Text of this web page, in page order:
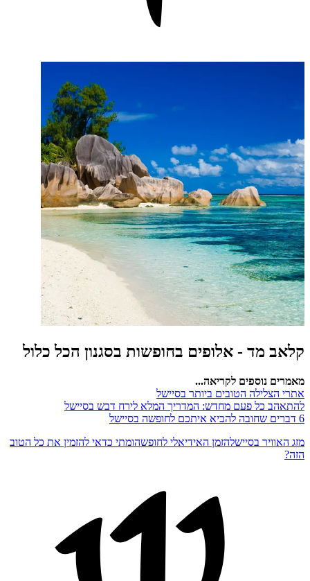
קלאב מד - אלופים בחופשות בסגנון הכל כלול
מאמרים נוספים לקריאה...
אתרי הצלילה הטובים ביותר בסיישל
להתאהב כל פעם מחדש: המדריך המלא לירח דבש בסיישל
6 דברים שחובה להביא איתכם לחופשה בסיישל
מזג האוויר בסיישלהזמן האידיאלי לחופשהומתי כדאי להזמין את כל הטוב
הזה?